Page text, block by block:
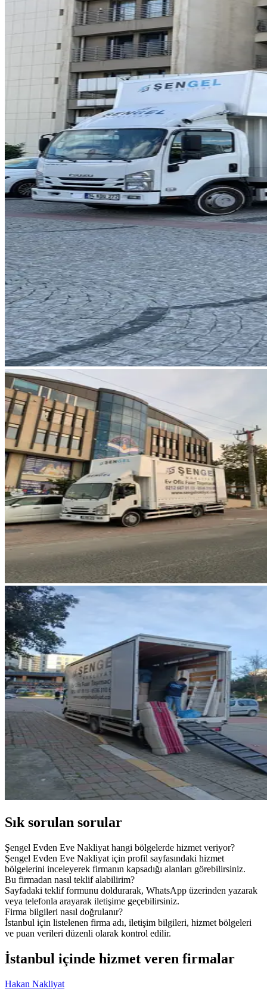
Sık sorulan sorular
Şengel Evden Eve Nakliyat hangi bölgelerde hizmet veriyor?
Şengel Evden Eve Nakliyat için profil sayfasındaki hizmet
bölgelerini inceleyerek firmanın kapsadığı alanları görebilirsiniz.
Bu firmadan nasıl teklif alabilirim?
Sayfadaki teklif formunu doldurarak, WhatsApp üzerinden yazarak
veya telefonla arayarak iletişime geçebilirsiniz.
Firma bilgileri nasıl doğrulanır?
İstanbul için listelenen firma adı, iletişim bilgileri, hizmet bölgeleri
ve puan verileri düzenli olarak kontrol edilir.
İstanbul içinde hizmet veren firmalar
Hakan Nakliyat